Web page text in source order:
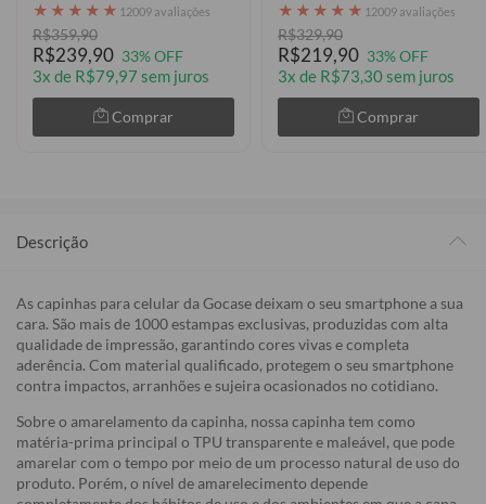
★ ★ ★ ★ ★ 12009 avaliações
R$359,90
R$239,90 33% OFF
3x de R$79,97 sem juros
Comprar
★ ★ ★ ★ ★ 12009 avaliações
R$329,90
R$219,90 33% OFF
3x de R$73,30 sem juros
Comprar
Descrição
As capinhas para celular da Gocase deixam o seu smartphone a sua
cara. São mais de 1000 estampas exclusivas, produzidas com alta
qualidade de impressão, garantindo cores vivas e completa
aderência. Com material qualificado, protegem o seu smartphone
contra impactos, arranhões e sujeira ocasionados no cotidiano.
Sobre o amarelamento da capinha, nossa capinha tem como
matéria-prima principal o TPU transparente e maleável, que pode
amarelar com o tempo por meio de um processo natural de uso do
produto. Porém, o nível de amarelecimento depende